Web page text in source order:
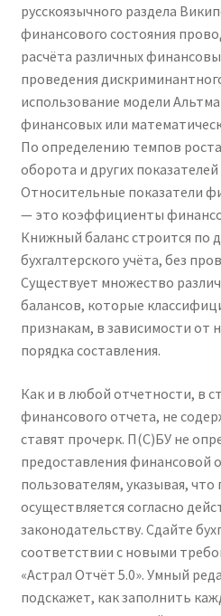
русскоязычного раздела
финансового состояния
расчёта различных
проведения
использование модели
финансовых или
По определению темпов
оборота и других
Относительные показатели
— это коэффициенты
Книжный баланс строится по
бухгалтерского учёта, без
Существует множество
балансов, которые
признакам, в зависимости от
порядка составления.
Как и в любой отчетности, в
финансового отчета, не
ставят прочерк. П(С)БУ не
предоставления финансовой
пользователям, указывая,
осуществляется согласно
законодательству. Сдайте
соответствии с новыми
«Астрал Отчёт 5.0». Умный
подскажет, как заполнить